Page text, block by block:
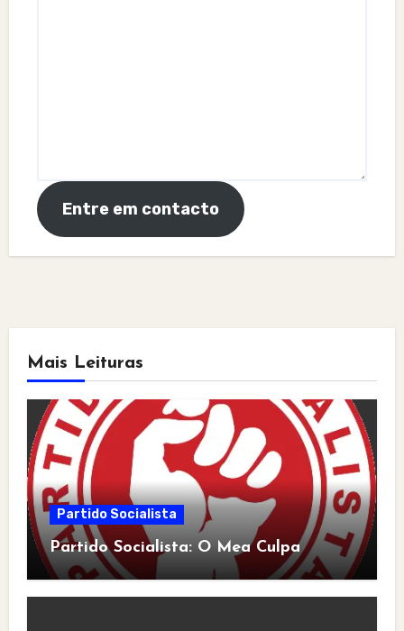
Entre em contacto
Mais Leituras
Partido Socialista
Partido Socialista: O Mea Culpa